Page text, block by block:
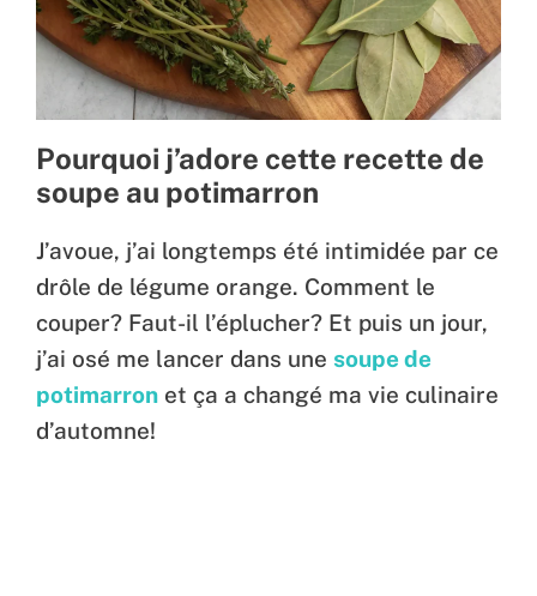
Pourquoi j’adore cette recette de
soupe au potimarron
J’avoue, j’ai longtemps été intimidée par ce
drôle de légume orange. Comment le
couper? Faut-il l’éplucher? Et puis un jour,
j’ai osé me lancer dans une soupe de
potimarron et ça a changé ma vie culinaire
d’automne!